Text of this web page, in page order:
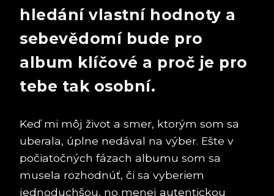
hledání vlastní hodnoty a
sebevědomí bude pro
album klíčové a proč je pro
tebe tak osobní.
Keď mi môj život a smer, ktorým som sa
uberala, úplne nedával na výber. Ešte v
počiatočných fázach albumu som sa
musela rozhodnúť, či sa vyberiem
jednoduchšou, no menej autentickou